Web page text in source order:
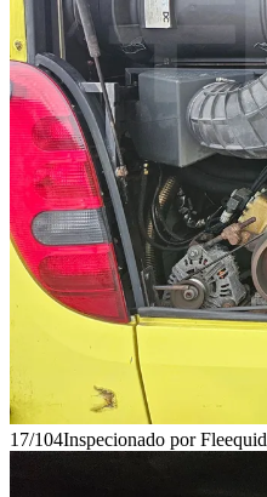
17/104Inspecionado por Fleequid